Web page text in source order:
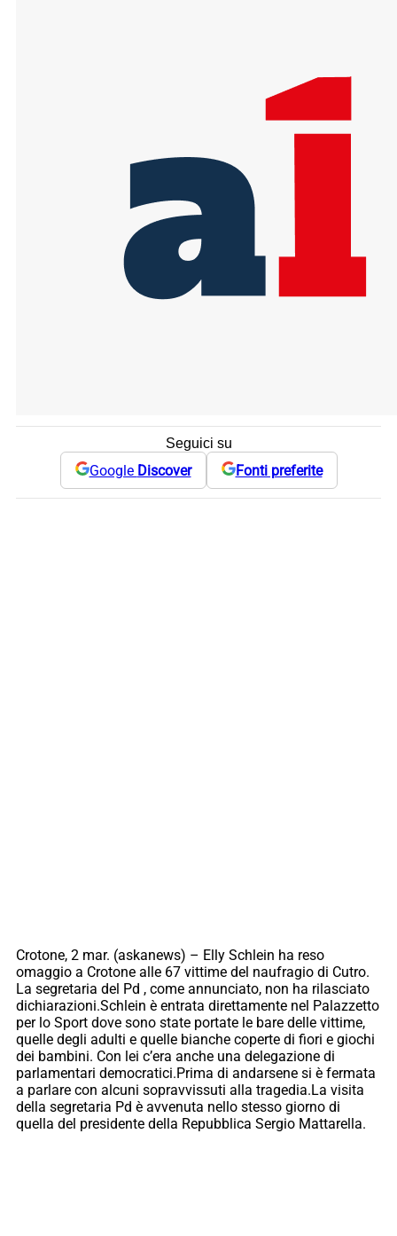
Seguici su
Google Discover Fonti preferite
Crotone, 2 mar. (askanews) – Elly Schlein ha reso
omaggio a Crotone alle 67 vittime del naufragio di Cutro.
La segretaria del Pd , come annunciato, non ha rilasciato
dichiarazioni.Schlein è entrata direttamente nel Palazzetto
per lo Sport dove sono state portate le bare delle vittime,
quelle degli adulti e quelle bianche coperte di fiori e giochi
dei bambini. Con lei c’era anche una delegazione di
parlamentari democratici.Prima di andarsene si è fermata
a parlare con alcuni sopravvissuti alla tragedia.La visita
della segretaria Pd è avvenuta nello stesso giorno di
quella del presidente della Repubblica Sergio Mattarella.